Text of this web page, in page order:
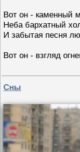
Вот он - каменный
Неба бархатный
И забытая песня
Вот он - взгляд
Сны